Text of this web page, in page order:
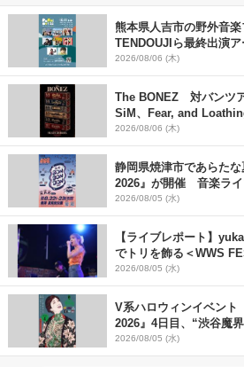
熊本県人吉市の野外音
TENDOUJIら最終出演
支援プロジェクトの始動
2026/08/06 (木)
The BONEZ 対バンツア
SiM、Fear, and
アーティストを一斉解禁
2026/08/06 (木)
静岡県焼津市であらた
2026』が開催 音楽ラ
メ×ランタンナイトで彩
2026/08/05 (水)
【ライブレポート】
でトリを飾る＜WWS
2026/08/05 (水)
V系ハロウィンイベント
2026』4日目、“渋谷魔
組を発表
2026/08/05 (水)